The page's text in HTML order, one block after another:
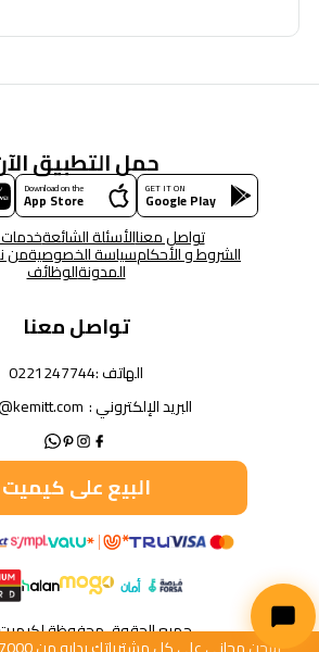
حمل التطبيق
GET IT ON
Google Play
Download on the
App Store
تواصل معناالأسئلة الشائعة
الشروط و الأحكامسياسة الخصوصيةمن
المدونةالوظائف
تواصل معنا
الهاتف :0221247744
البريد الإلكتروني :
البيع على كيميت
جميع الحقوق محفوظة لكيميت